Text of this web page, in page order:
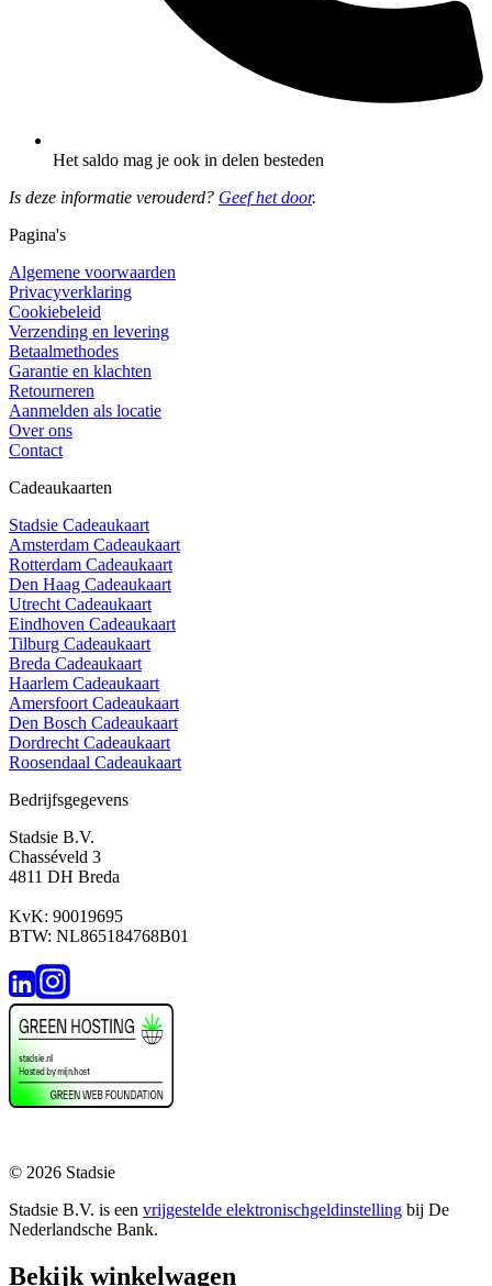
Het saldo mag je ook in delen besteden
Is deze informatie verouderd? Geef het door.
Pagina's
Algemene voorwaarden
Privacyverklaring
Cookiebeleid
Verzending en levering
Betaalmethodes
Garantie en klachten
Retourneren
Aanmelden als locatie
Over ons
Contact
Cadeaukaarten
Stadsie Cadeaukaart
Amsterdam Cadeaukaart
Rotterdam Cadeaukaart
Den Haag Cadeaukaart
Utrecht Cadeaukaart
Eindhoven Cadeaukaart
Tilburg Cadeaukaart
Breda Cadeaukaart
Haarlem Cadeaukaart
Amersfoort Cadeaukaart
Den Bosch Cadeaukaart
Dordrecht Cadeaukaart
Roosendaal Cadeaukaart
Bedrijfsgegevens
Stadsie B.V.
Chasséveld 3
4811 DH Breda
KvK: 90019695
BTW: NL865184768B01
© 2026 Stadsie
Stadsie B.V. is een vrijgestelde elektronischgeldinstelling bij De
Nederlandsche Bank.
Bekijk winkelwagen